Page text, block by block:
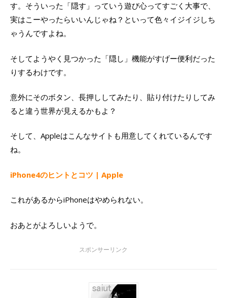
す。そういった「隠す」っていう遊び心ってすごく大事で、
実はこーやったらいいんじゃね？といって色々イジイジしち
ゃうんですよね。
そしてようやく見つかった「隠し」機能がすげー便利だった
りするわけです。
意外にそのボタン、長押ししてみたり、貼り付けたりしてみ
ると違う世界が見えるかもよ？
そして、Appleはこんなサイトも用意してくれているんです
ね。
iPhone4のヒントとコツ | Apple
これがあるからiPhoneはやめられない。
おあとがよろしいようで。